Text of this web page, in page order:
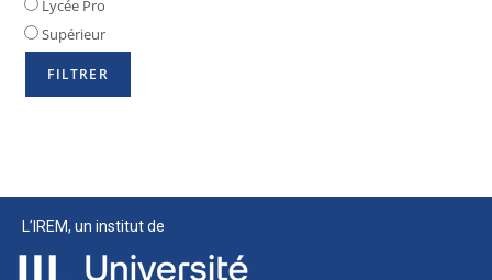
Lycée Pro
Supérieur
L’IREM, un institut de